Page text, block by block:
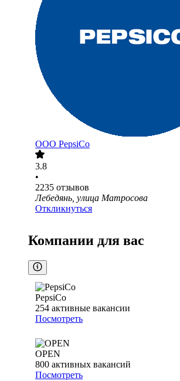
ООО PepsiCo
3.8
•
2235 отзывов
Лебедянь, улица Матросова
Откликнуться
Компании для вас
PepsiCo
254 активные вакансии
Посмотреть
OPEN
800 активных вакансий
Посмотреть